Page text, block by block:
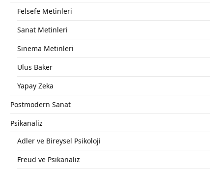
Felsefe Metinleri
Sanat Metinleri
Sinema Metinleri
Ulus Baker
Yapay Zeka
Postmodern Sanat
Psikanaliz
Adler ve Bireysel Psikoloji
Freud ve Psikanaliz